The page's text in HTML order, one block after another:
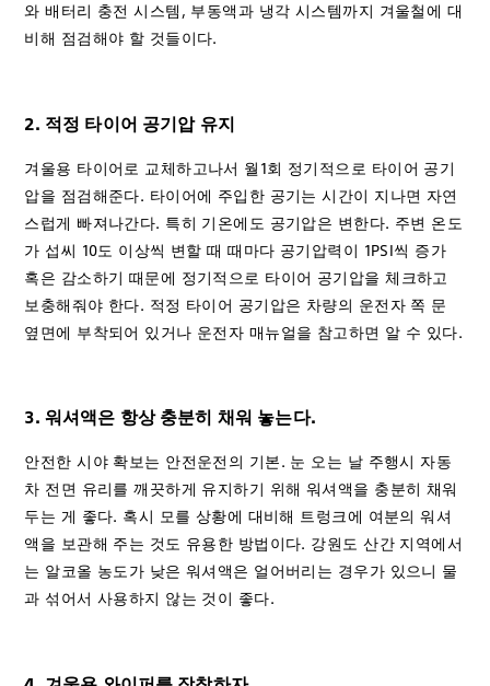
와 배터리 충전 시스템, 부동액과 냉각 시스템까지 겨울철에 대
비해 점검해야 할 것들이다.
2. 적정 타이어 공기압 유지
겨울용 타이어로 교체하고나서 월1회 정기적으로 타이어 공기
압을 점검해준다. 타이어에 주입한 공기는 시간이 지나면 자연
스럽게 빠져나간다. 특히 기온에도 공기압은 변한다. 주변 온도
가 섭씨 10도 이상씩 변할 때 때마다 공기압력이 1PSI씩 증가
혹은 감소하기 때문에 정기적으로 타이어 공기압을 체크하고
보충해줘야 한다. 적정 타이어 공기압은 차량의 운전자 쪽 문
옆면에 부착되어 있거나 운전자 매뉴얼을 참고하면 알 수 있다.
3. 워셔액은 항상 충분히 채워 놓는다.
안전한 시야 확보는 안전운전의 기본. 눈 오는 날 주행시 자동
차 전면 유리를 깨끗하게 유지하기 위해 워셔액을 충분히 채워
두는 게 좋다. 혹시 모를 상황에 대비해 트렁크에 여분의 워셔
액을 보관해 주는 것도 유용한 방법이다. 강원도 산간 지역에서
는 알코올 농도가 낮은 워셔액은 얼어버리는 경우가 있으니 물
과 섞어서 사용하지 않는 것이 좋다.